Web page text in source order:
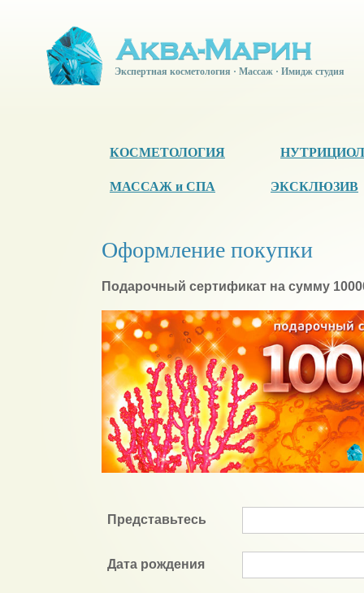
Экспертная косметология · Массаж · Имидж студия
КОСМЕТОЛОГИЯ
МАССАЖ и СПА ЭКСКЛЮЗИВ
Оформление покупки
Подарочный сертификат на сумму
Представьтесь
Дата рождения